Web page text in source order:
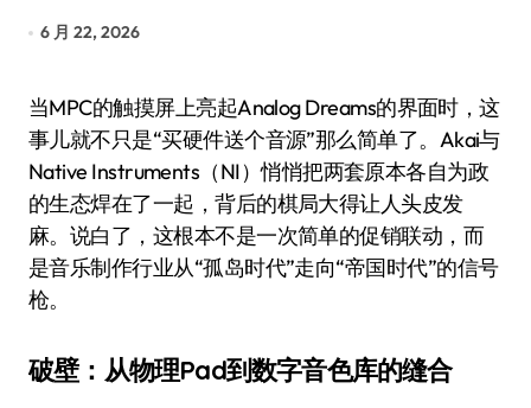
6 月 22, 2026
当MPC的触摸屏上亮起Analog Dreams的界面时，这
事儿就不只是“买硬件送个音源”那么简单了。Akai与
Native Instruments（NI）悄悄把两套原本各自为政
的生态焊在了一起，背后的棋局大得让人头皮发
麻。说白了，这根本不是一次简单的促销联动，而
是音乐制作行业从“孤岛时代”走向“帝国时代”的信号
枪。
破壁：从物理Pad到数字音色库的缝合